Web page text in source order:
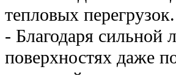
тепловых перегрузок.
- Благодаря сильной
поверхностях даже